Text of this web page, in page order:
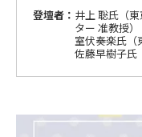
登壇者： 井上 聡氏（
ター 准教授）
室伏奏楽氏（
佐藤早樹子氏